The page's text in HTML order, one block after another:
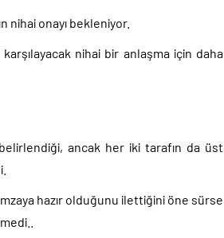
nihai onayı bekleniyor.
nihai bir anlaşma için daha
ancak her iki tarafın da üst
imzaya hazır olduğunu ilettiğini öne sürse